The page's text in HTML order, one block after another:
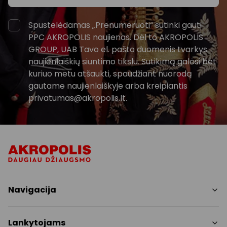
Spustelėdamas „Prenumeruoti“ sutinki gauti
PPC AKROPOLIS naujienas. Dėl to AKROPOLIS
GROUP, UAB Tavo el. pašto duomenis tvarkys
naujienlaiškių siuntimo tikslu. Sutikimą galėsi bet
kuriuo metu atšaukti, spaudžiant nuorodą
gautame naujienlaiškyje arba kreipiantis
privatumas@akropolis.lt.
Navigacija
Lankytojams